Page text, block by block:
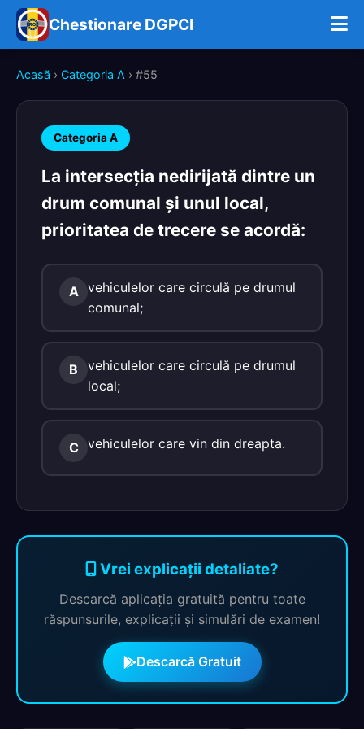
Chestionare DGPCI
Acasă › Categoria A › #55
Categoria A
La intersecţia nedirijată dintre un
drum comunal şi unul local,
prioritatea de trecere se acordă:
A vehiculelor care circulă pe drumul
comunal;
B
vehiculelor care circulă pe drumul
local;
C vehiculelor care vin din dreapta.
Vrei explicații detaliate?
Descarcă aplicația gratuită pentru toate
răspunsurile, explicații și simulări de examen!
Descarcă Gratuit